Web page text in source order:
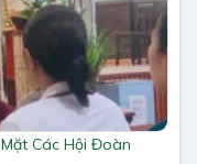
Các Hội Đoàn